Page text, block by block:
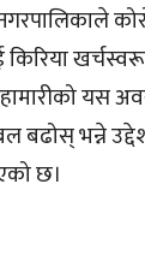
किरिया
यस
बढोस् भन्ने
छ।